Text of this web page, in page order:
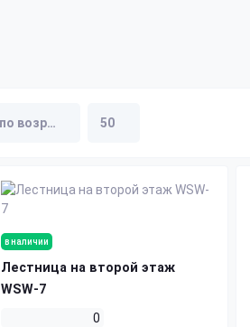
в наличии
Лестница на второй этаж
WSW-7
0